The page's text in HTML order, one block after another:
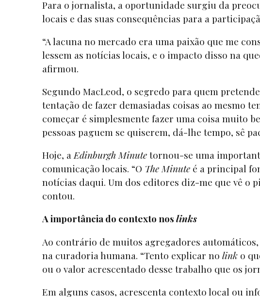
Para o jornalista, a oportunidade surgiu da
locais e das suas consequências para a
“A lacuna no mercado era uma paixão que me
lessem as notícias locais, e o impacto disso na
afirmou.
Segundo MacLeod, o segredo para quem
tentação de fazer demasiadas coisas ao mesmo
começar é simplesmente fazer uma coisa muito
pessoas paguem se quiserem, dá-lhe tempo, sê
Hoje, aEdinburgh Minutetornou-se uma
comunicação locais. “O The Minute é a principal
notícias daqui. Um dos editores diz-me que vê o
contou.
A importância do contexto noslinks
Ao contrário de muitos agregadores
na curadoria humana. “Tento explicar no link o
ou o valor acrescentado desse trabalho que os
Em alguns casos, acrescenta contexto local ou